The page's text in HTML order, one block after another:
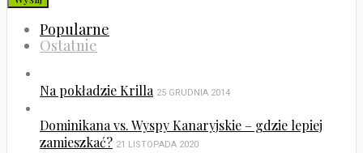
Popularne
Ostatnie
Na pokładzie Krilla 25 GRUDNIA 2014
Dominikana vs. Wyspy Kanaryjskie – gdzie lepiej
zamieszkać? 21 LISTOPADA 2020